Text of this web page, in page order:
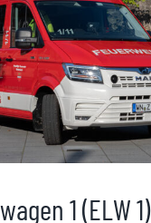
1 (ELW 1)